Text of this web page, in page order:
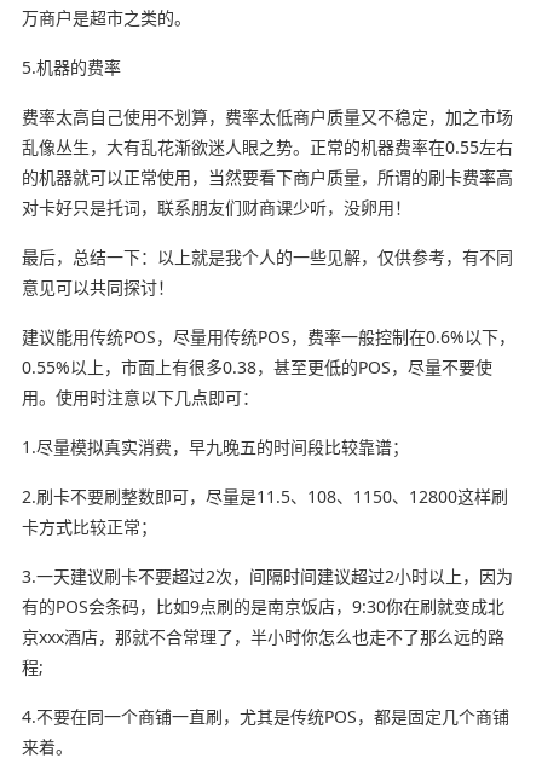
万商户是超市之类的。
5.机器的费率
费率太高自己使用不划算，费率太低商户质量又不稳定，加之市场
乱像丛生，大有乱花渐欲迷人眼之势。正常的机器费率在0.55左右
的机器就可以正常使用，当然要看下商户质量，所谓的刷卡费率高
对卡好只是托词，联系朋友们财商课少听，没卵用！
最后，总结一下：以上就是我个人的一些见解，仅供参考，有不同
意见可以共同探讨！
建议能用传统POS，尽量用传统POS，费率一般控制在0.6%以下，
0.55%以上，市面上有很多0.38，甚至更低的POS，尽量不要使
用。使用时注意以下几点即可：
1.尽量模拟真实消费，早九晚五的时间段比较靠谱；
2.刷卡不要刷整数即可，尽量是11.5、108、1150、12800这样刷
卡方式比较正常；
3.一天建议刷卡不要超过2次，间隔时间建议超过2小时以上，因为
有的POS会条码，比如9点刷的是南京饭店，9:30你在刷就变成北
京xxx酒店，那就不合常理了，半小时你怎么也走不了那么远的路
程;
4.不要在同一个商铺一直刷，尤其是传统POS，都是固定几个商铺
来着。